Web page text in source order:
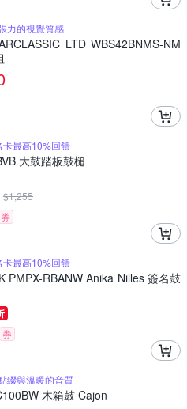
力的視覺質感
LTD WBS42BNMS-NM
卡最高10%回饋
大鼓踏板鼓槌
$1,255
券
卡最高10%回饋
PMPX-RBANW Anika Nilles 簽名鼓
券
綴與溫暖的音質
木箱鼓 Cajon